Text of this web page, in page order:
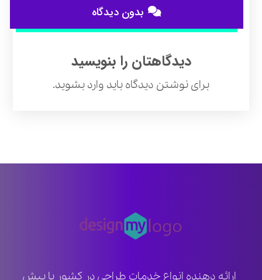
بدون دیدگاه
دیدگاهتان را بنویسید
برای نوشتن دیدگاه باید وارد بشوید.
ارائه دهنده انواع خدمات طراحی در کشور با بیش